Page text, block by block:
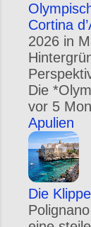
Cortina
2026 in
Die
vor 5
Apulien
Die